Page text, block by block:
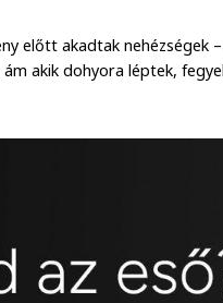
előtt akadtak
akik dohyora léptek,